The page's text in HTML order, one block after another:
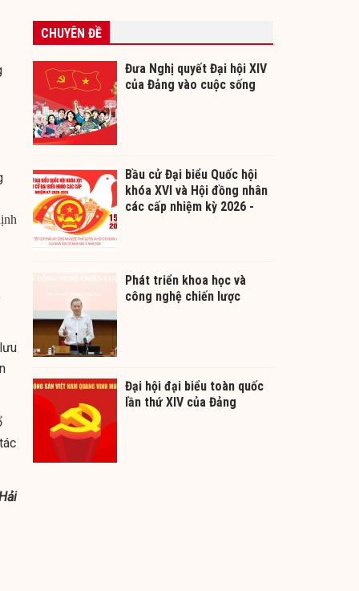
CHUYÊN ĐỀ
Đưa Nghị quyết Đại hội XIV
của Đảng vào cuộc sống
Bầu cử Đại biểu Quốc hội
khóa XVI và Hội đồng nhân
các cấp nhiệm kỳ 2026 -
Phát triển khoa học và
công nghệ chiến lược
Đại hội đại biểu toàn quốc
lần thứ XIV của Đảng